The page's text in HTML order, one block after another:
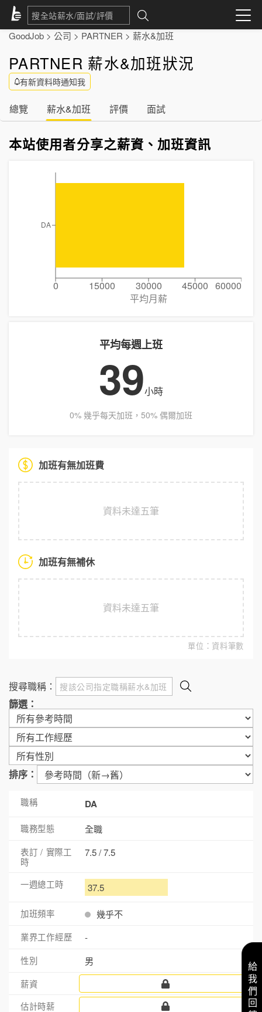
GoodJob > 公司 > PARTNER > 薪水&加班
PARTNER 薪水&加班狀況
有新資料時通知我
總覽 薪水&加班 評價 面試
本站使用者分享之薪資、加班資訊
0 15000 30000 45000 60000
平均月薪
DA
平均每週上班
39小時
0% 幾乎每天加班，50% 偶爾加班
加班有無加班費
資料未達五筆
加班有無補休
資料未達五筆
單位：資料筆數
搜尋職稱：
篩選：
排序：
DA
全職
7.5 / 7.5
37.5
幾乎不
-
男
給我們回饋